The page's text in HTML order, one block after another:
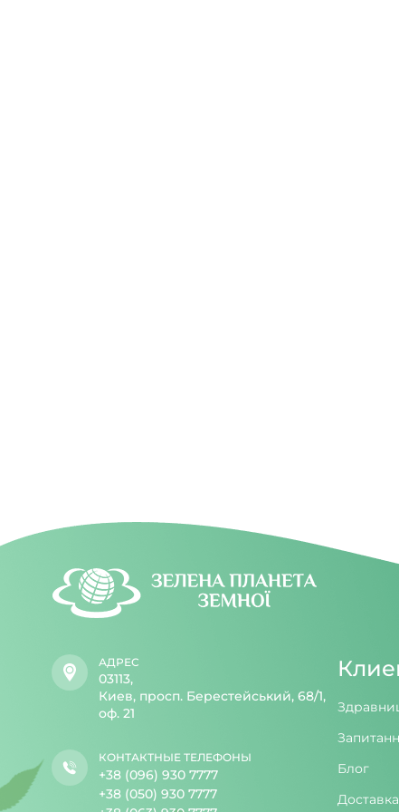
АДРЕС
03113,
Киев, просп. Берестейський, 68/1,
оф. 21
КОНТАКТНЫЕ ТЕЛЕФОНЫ
+38 (096) 930 7777
+38 (050) 930 7777
Блог